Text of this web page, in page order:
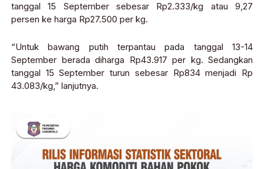
tanggal 15 September sebesar Rp2.333/kg atau 9,27
persen ke harga Rp27.500 per kg.
“Untuk bawang putih terpantau pada tanggal 13-14
September berada diharga Rp43.917 per kg. Sedangkan
tanggal 15 September turun sebesar Rp834 menjadi Rp
43.083/kg,” lanjutnya.